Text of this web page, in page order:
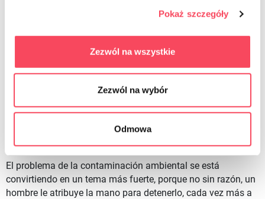
Pokaż szczegóły
Zezwól na wszystkie
Zezwól na wybór
Odmowa
El problema de la contaminación ambiental se está
convirtiendo en un tema más fuerte, porque no sin razón, un
hombre le atribuye la mano para detenerlo, cada vez más a